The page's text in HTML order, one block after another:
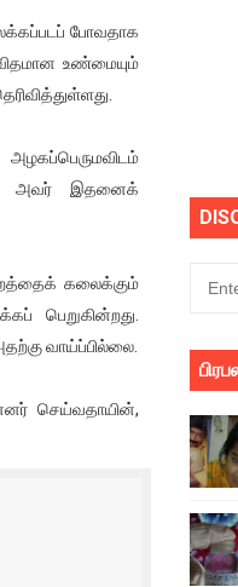
பகிரங்க கேள்வி
- 26.09.2021 சுவிஸ்
கவனயீர்ப்புப்
போவதாக
உண்மையும்
அவர் இதனைக்
கலைக்கும்
பெறுகின்றது.
வாய்ப்பில்லை.
செய்வதாயின்,